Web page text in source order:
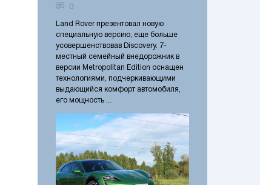
0
Land Rover презентовал новую
специальную версию, еще больше
усовершенствовав Discovery. 7-
местный семейный внедорожник в
версии Metropolitan Edition оснащен
технологиями, подчеркивающими
выдающийся комфорт автомобиля,
его мощность ...